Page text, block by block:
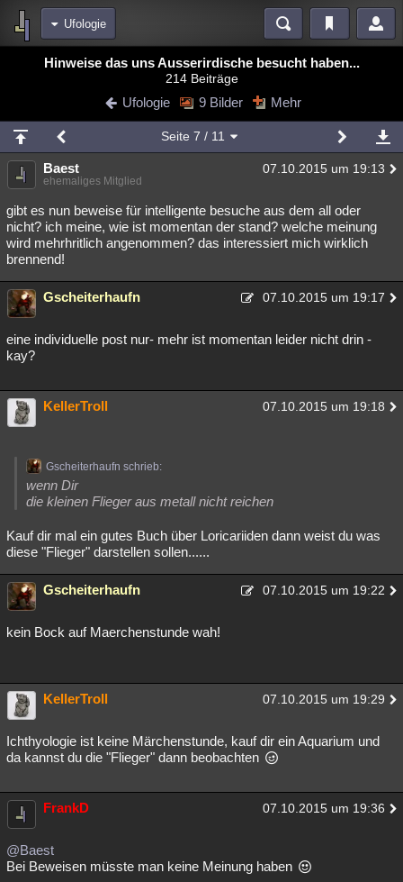
Ufologie
Bereiche
Blogs Videos
Chat Wiki Neuigkeiten
meine Rubriken
Menschen Mystery Kriminalfälle
Spiritualität Verschwörungen Technologie Ufologie
Natur Umfragen Unterhaltung
Philosophie Träume Esoterik Literatur
Astronomie Helpdesk Gruppen Gaming Filme
Übersichten
Besucht
Lesenswert
Hinweise das uns Ausserirdische besucht haben...
214 Beiträge
Ufologie 9 Bilder Mehr
Seite7 / 11
Baest 07.10.2015 um 19:13
ehemaliges Mitglied
gibt es nun beweise für intelligente besuche aus dem all oder
nicht? ich meine, wie ist momentan der stand? welche meinung
wird mehrhritlich angenommen? das interessiert mich wirklich
brennend!
Gscheiterhaufn 07.10.2015 um 19:17
eine individuelle post nur- mehr ist momentan leider nicht drin -
kay?
KellerTroll 07.10.2015 um 19:18
Gscheiterhaufn schrieb:
wenn Dir
die kleinen Flieger aus metall nicht reichen
Kauf dir mal ein gutes Buch über Loricariiden dann weist du was
diese "Flieger" darstellen sollen......
Gscheiterhaufn 07.10.2015 um 19:22
kein Bock auf Maerchenstunde wah!
KellerTroll 07.10.2015 um 19:29
Ichthyologie ist keine Märchenstunde, kauf dir ein Aquarium und
da kannst du die "Flieger" dann beobachten
FrankD 07.10.2015 um 19:36
@Baest
Bei Beweisen müsste man keine Meinung haben